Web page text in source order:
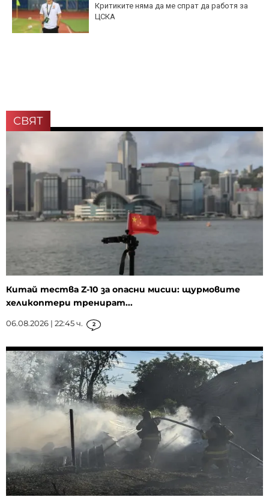
Критиките няма да ме спрат да работя за
ЦСКА
СВЯТ
Китай тества Z-10 за опасни мисии: щурмовите
хеликоптери тренират...
06.08.2026 | 22:45 ч. 2